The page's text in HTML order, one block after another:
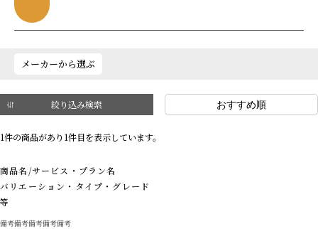
メーカーから選ぶ
絞り込み検索
1件の商品があり1件目を表示しています。
耐用年数
＊＊年
商品名/サービス・プラン名
バリエーション・タイプ・グレード
等
備考備考備考備考備考